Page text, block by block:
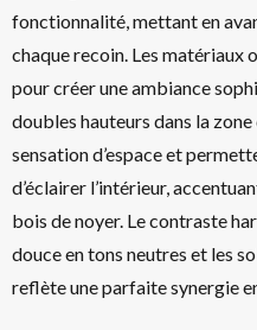
fonctionnalité, mettant en
chaque recoin. Les matériaux
pour créer une ambiance
doubles hauteurs dans la
sensation d’espace et
d’éclairer l’intérieur,
bois de noyer. Le contraste
douce en tons neutres et les
reflète une parfaite synergie